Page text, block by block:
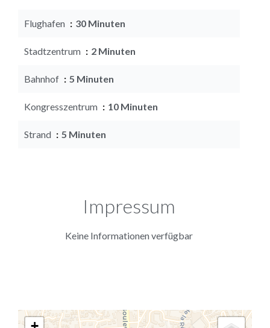
Flughafen 30 Minuten
Stadtzentrum 2 Minuten
Bahnhof 5 Minuten
Kongresszentrum 10 Minuten
Strand 5 Minuten
Impressum
Keine Informationen verfügbar